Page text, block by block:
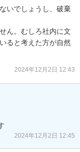
いでしょうし、破棄
ん。むしろ社内に文
ると考えた方が自然
2024年12月2日 12:43
2024年12月2日 12:45